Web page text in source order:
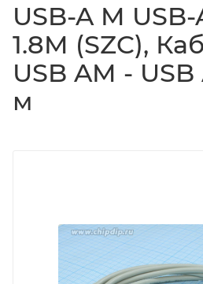
USB-A M USB-
1.8M (SZC),
USB AM - USB
м